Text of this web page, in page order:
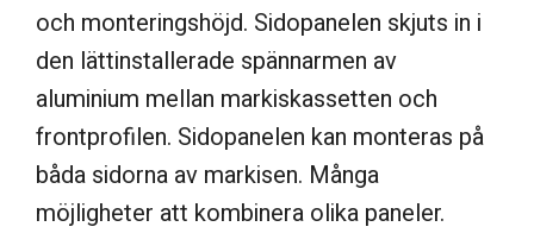
och monteringshöjd. Sidopanelen skjuts in i
den lättinstallerade spännarmen av
aluminium mellan markiskassetten och
frontprofilen. Sidopanelen kan monteras på
båda sidorna av markisen. Många
möjligheter att kombinera olika paneler.